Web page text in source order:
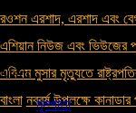
রওশন এরশাদ, এরশাদ এবং
এশিয়ান নিউজ এবং ভিউজের
এবিএম মুসার মৃত্যুতে
বাংলা নববর্ষ উপলক্ষে কানাডার
Menu
মূলপাতা